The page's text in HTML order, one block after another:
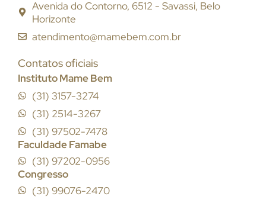
Avenida do Contorno, 6512 - Savassi, Belo
Horizonte
atendimento@mamebem.com.br
Contatos oficiais
Instituto Mame Bem
(31) 3157-3274
(31) 2514-3267
(31) 97502-7478
Faculdade Famabe
(31) 97202-0956
Congresso
(31) 99076-2470